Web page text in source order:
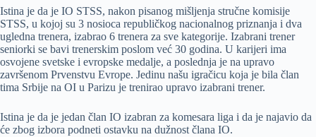
Istina je da je IO STSS, nakon pisanog mišljenja stručne komisije
STSS, u kojoj su 3 nosioca republičkog nacionalnog priznanja i dva
ugledna trenera, izabrao 6 trenera za sve kategorije. Izabrani trener
seniorki se bavi trenerskim poslom već 30 godina. U karijeri ima
osvojene svetske i evropske medalje, a poslednja je na upravo
završenom Prvenstvu Evrope. Jedinu našu igračicu koja je bila član
tima Srbije na OI u Parizu je trenirao upravo izabrani trener.
Istina je da je jedan član IO izabran za komesara liga i da je najavio da
će zbog izbora podneti ostavku na dužnost člana IO.